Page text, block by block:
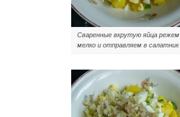
Сваренные вкрутую яйца режем
мелко и отправляем в салатник